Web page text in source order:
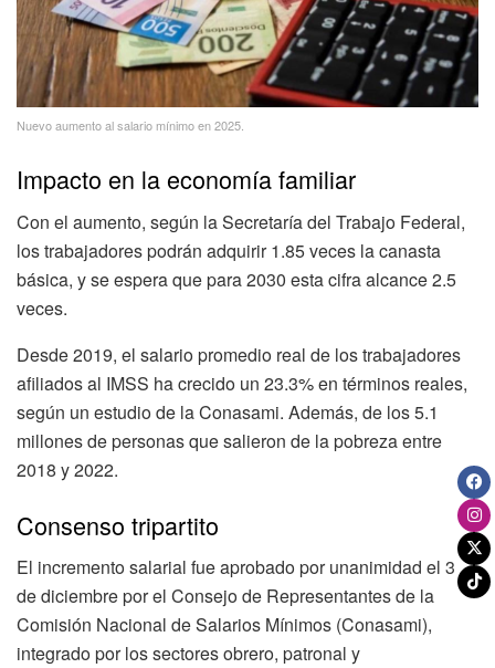
Nuevo aumento al salario mínimo en 2025.
Impacto en la economía familiar
Con el aumento, según la Secretaría del Trabajo Federal,
los trabajadores podrán adquirir 1.85 veces la canasta
básica, y se espera que para 2030 esta cifra alcance 2.5
veces.
Desde 2019, el salario promedio real de los trabajadores
afiliados al IMSS ha crecido un 23.3% en términos reales,
según un estudio de la Conasami. Además, de los 5.1
millones de personas que salieron de la pobreza entre
2018 y 2022.
Consenso tripartito
El incremento salarial fue aprobado por unanimidad el 3
de diciembre por el Consejo de Representantes de la
Comisión Nacional de Salarios Mínimos (Conasami),
integrado por los sectores obrero, patronal y